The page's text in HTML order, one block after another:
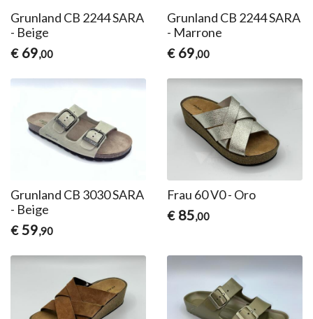
Grunland CB 2244 SARA
- Beige
€ 69,00
Grunland CB 2244 SARA
- Marrone
€ 69,00
Grunland CB 3030 SARA
- Beige
€ 59,90
Frau 60 V0 - Oro
€ 85,00